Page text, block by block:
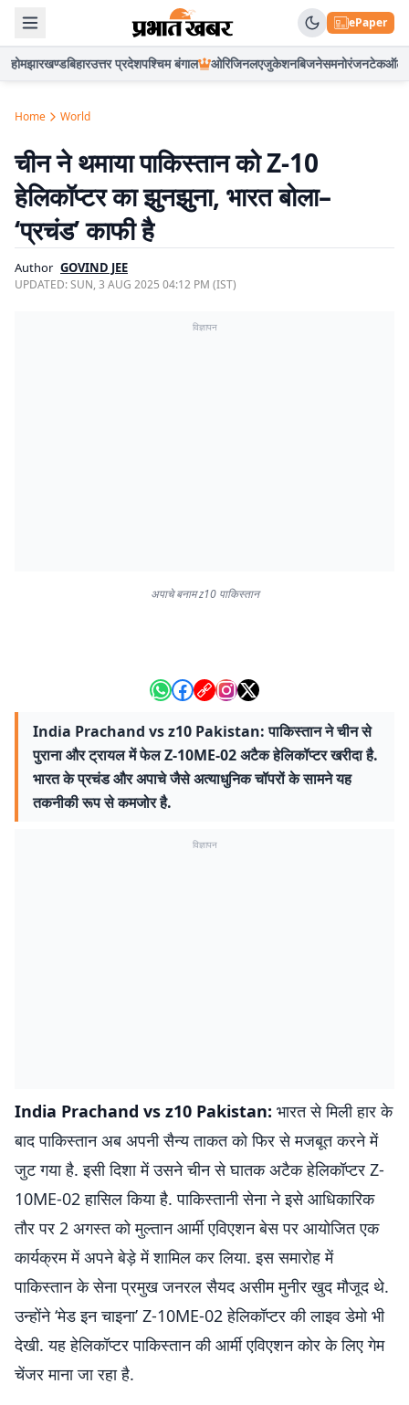
ePaper
होमझारखण्डबिहारउत्तर प्रदेशपश्चिम बंगाल ओरिजिनलएजुकेशनबिजनेसमनोरंजनटेकऑटो
Home World
चीन ने थमाया पाकिस्तान को Z-10
हेलिकॉप्टर का झुनझुना, भारत बोला–
‘प्रचंड’ काफी है
Author GOVIND JEE
UPDATED:SUN, 3 AUG 2025 04:12 PM (IST)
विज्ञापन
अपाचे बनाम z10 पाकिस्तान
India Prachand vs z10 Pakistan: पाकिस्तान ने चीन से
पुराना और ट्रायल में फेल Z-10ME-02 अटैक हेलिकॉप्टर खरीदा है.
भारत के प्रचंड और अपाचे जैसे अत्याधुनिक चॉपरों के सामने यह
तकनीकी रूप से कमजोर है.
विज्ञापन
India Prachand vs z10 Pakistan: भारत से मिली हार के
बाद पाकिस्तान अब अपनी सैन्य ताकत को फिर से मजबूत करने में
जुट गया है. इसी दिशा में उसने चीन से घातक अटैक हेलिकॉप्टर Z-
10ME-02 हासिल किया है. पाकिस्तानी सेना ने इसे आधिकारिक
तौर पर 2 अगस्त को मुल्तान आर्मी एविएशन बेस पर आयोजित एक
कार्यक्रम में अपने बेड़े में शामिल कर लिया. इस समारोह में
पाकिस्तान के सेना प्रमुख जनरल सैयद असीम मुनीर खुद मौजूद थे.
उन्होंने ‘मेड इन चाइना’ Z-10ME-02 हेलिकॉप्टर की लाइव डेमो भी
देखी. यह हेलिकॉप्टर पाकिस्तान की आर्मी एविएशन कोर के लिए गेम
चेंजर माना जा रहा है.